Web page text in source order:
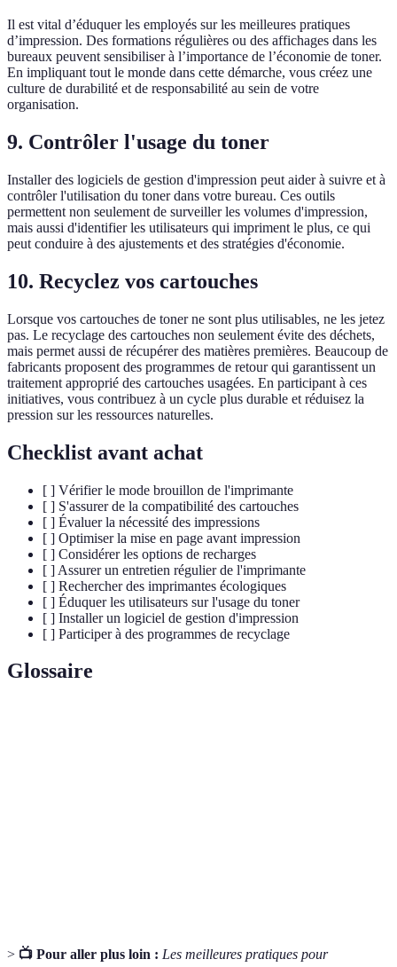
Il est vital d’éduquer les employés sur les meilleures pratiques
d’impression. Des formations régulières ou des affichages dans les
bureaux peuvent sensibiliser à l’importance de l’économie de toner.
En impliquant tout le monde dans cette démarche, vous créez une
culture de durabilité et de responsabilité au sein de votre
organisation.
9. Contrôler l'usage du toner
Installer des logiciels de gestion d'impression peut aider à suivre et à
contrôler l'utilisation du toner dans votre bureau. Ces outils
permettent non seulement de surveiller les volumes d'impression,
mais aussi d'identifier les utilisateurs qui impriment le plus, ce qui
peut conduire à des ajustements et des stratégies d'économie.
10. Recyclez vos cartouches
Lorsque vos cartouches de toner ne sont plus utilisables, ne les jetez
pas. Le recyclage des cartouches non seulement évite des déchets,
mais permet aussi de récupérer des matières premières. Beaucoup de
fabricants proposent des programmes de retour qui garantissent un
traitement approprié des cartouches usagées. En participant à ces
initiatives, vous contribuez à un cycle plus durable et réduisez la
pression sur les ressources naturelles.
Checklist avant achat
[ ] Vérifier le mode brouillon de l'imprimante
[ ] S'assurer de la compatibilité des cartouches
[ ] Évaluer la nécessité des impressions
[ ] Optimiser la mise en page avant impression
[ ] Considérer les options de recharges
[ ] Assurer un entretien régulier de l'imprimante
[ ] Rechercher des imprimantes écologiques
[ ] Éduquer les utilisateurs sur l'usage du toner
[ ] Installer un logiciel de gestion d'impression
[ ] Participer à des programmes de recyclage
Glossaire
> 📺 Pour aller plus loin : Les meilleures pratiques pour